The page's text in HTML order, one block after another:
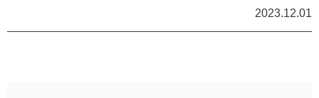
2023.12.01